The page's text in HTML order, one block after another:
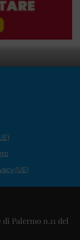
(UE)
Palermo n.11 del